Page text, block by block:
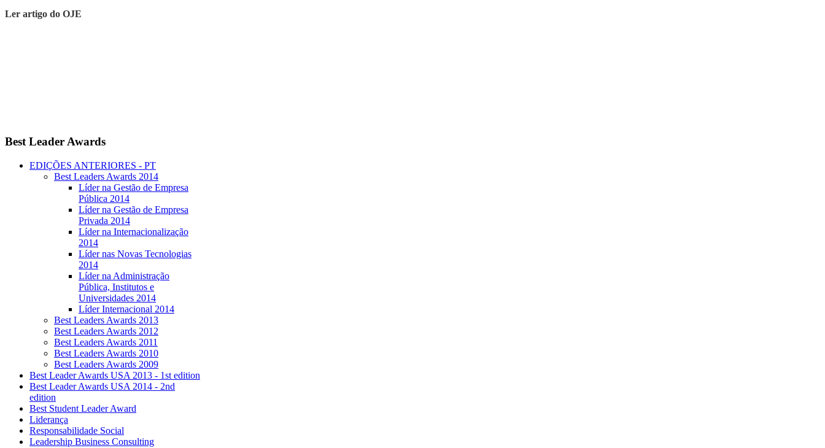
Ler artigo do OJE
BestLeader Awards
EDIÇÕES ANTERIORES - PT
Best Leaders Awards 2014
Líder na Gestão de Empresa
Pública 2014
Líder na Gestão de Empresa
Privada 2014
Líder na Internacionalização
2014
Líder nas Novas Tecnologias
2014
Líder na Administração
Pública, Institutos e
Universidades 2014
Líder Internacional 2014
Best Leaders Awards 2013
Best Leaders Awards 2012
Best Leaders Awards 2011
Best Leaders Awards 2010
Best Leaders Awards 2009
Best Leader Awards USA 2013 - 1st edition
Best Leader Awards USA 2014 - 2nd
edition
Best Student Leader Award
Liderança
Responsabilidade Social
Leadership Business Consulting